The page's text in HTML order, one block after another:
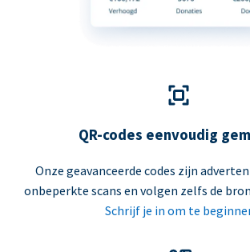
QR-codes eenvoudig
Onze geavanceerde codes zijn
onbeperkte scans en volgen zelfs de
Schrijf je in om te